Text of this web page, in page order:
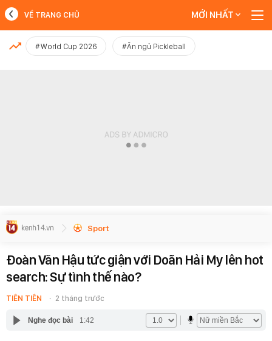
MỚI NHẤT
VỀ TRANG CHỦ MỚI NHẤT
#World Cup 2026 #Ăn ngủ Pickleball
Sport
Đoàn Văn Hậu tức giận với Doãn Hải My lên hot
search: Sự tình thế nào?
TIÊN TIÊN 2 tháng trước
Nghe đọc bài 1:42